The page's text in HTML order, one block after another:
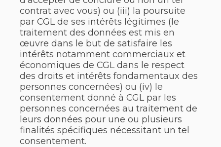
contrat avec vous) ou (iii) la poursuite
par CGL de ses intérêts légitimes (le
traitement des données est mis en
œuvre dans le but de satisfaire les
intérêts notamment commerciaux et
économiques de CGL dans le respect
des droits et intérêts fondamentaux des
personnes concernées) ou (iv) le
consentement donné à CGL par les
personnes concernées au traitement de
leurs données pour une ou plusieurs
finalités spécifiques nécessitant un tel
consentement.